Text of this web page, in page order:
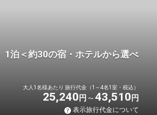
＜約30の宿・ホテルから選べ
大人1名様あたり 旅行代金（1～4名1室・税込）
25,240 円 43,510 円
表示旅行代金について